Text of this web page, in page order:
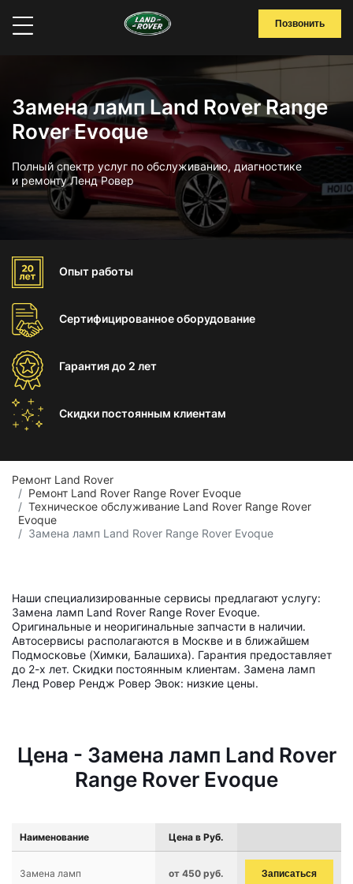
Позвонить
Замена ламп Land Rover Range
Rover Evoque
Полный спектр услуг по обслуживанию, диагностике
и ремонту Ленд Ровер
Опыт работы
Сертифицированноеоборудование
Гарантиядо 2 лет
Скидки постоянным клиентам
Ремонт Land Rover
Ремонт Land Rover Range Rover Evoque
Техническое обслуживание Land Rover Range Rover
Evoque
Замена ламп Land Rover Range Rover Evoque
Наши специализированные сервисы предлагают услугу:
Замена ламп Land Rover Range Rover Evoque.
Оригинальные и неоригинальные запчасти в наличии.
Автосервисы располагаются в Москве и в ближайшем
Подмосковье (Химки, Балашиха). Гарантия предоставляет
до 2-х лет. Скидки постоянным клиентам. Замена ламп
Ленд Ровер Рендж Ровер Эвок: низкие цены.
Цена - Замена ламп Land Rover
Range Rover Evoque
Наименование Цена в Руб.
Замена ламп от 450 руб. Записаться